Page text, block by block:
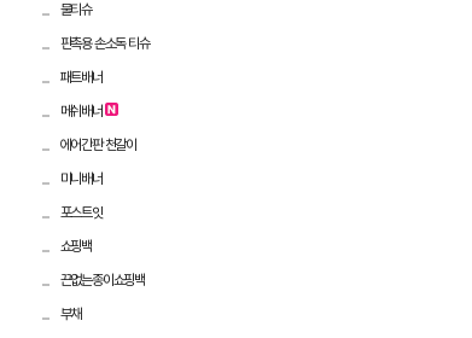
물티슈
판촉용 손소독 티슈
패트배너
메쉬배너
에어간판 천갈이
미니배너
포스트잇
쇼핑백
끈없는종이쇼핑백
부채